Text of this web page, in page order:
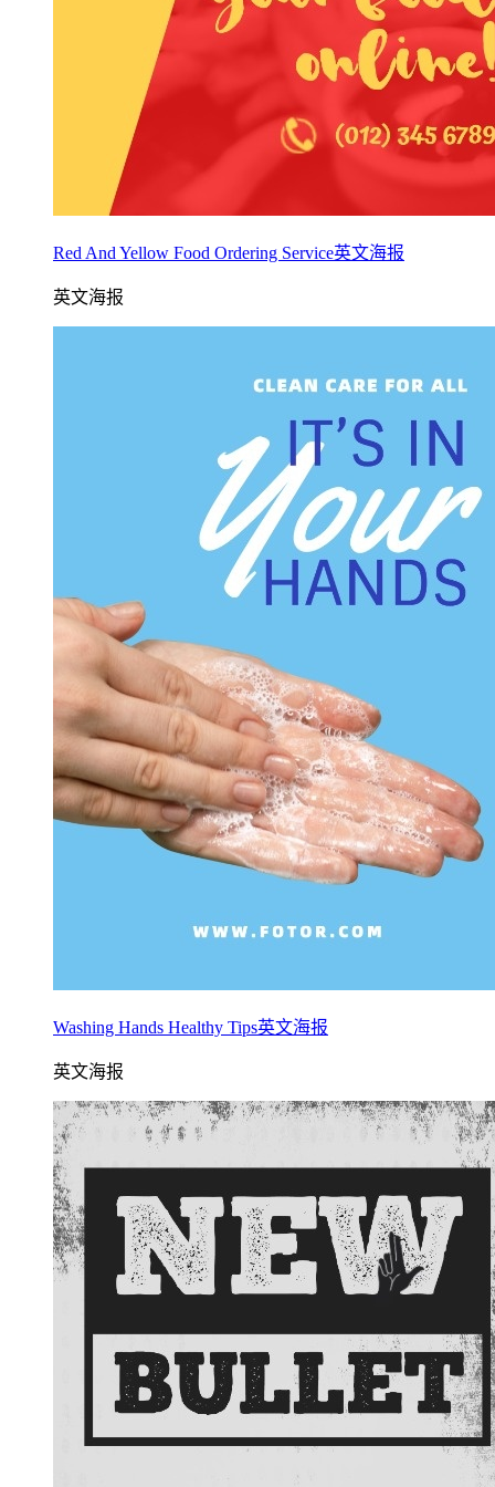
Red And Yellow Food Ordering Service英文海报
英文海报
Washing Hands Healthy Tips英文海报
英文海报